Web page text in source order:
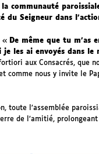
communauté
du Seigneur dans
« De même que tu m’as
je les ai envoyés dans le
aux Consacrés, que
comme nous y invite le
toute l’assemblée
de l’amitié,